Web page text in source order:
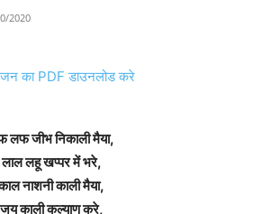
2020
का PDF डाउनलोड करे
लफ जीभ निकाली मैया,
लाल लहू खप्पर में भरे,
नाशनी काली मैया,
जय काली कल्याण करे,